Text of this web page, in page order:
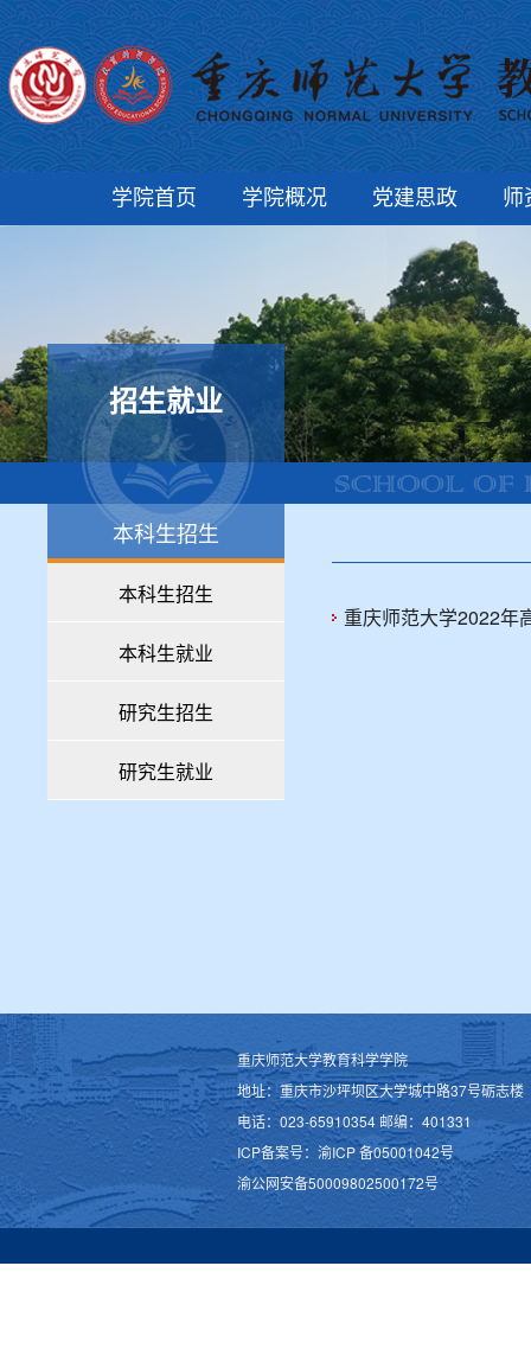
学院首页 学院概况 党建思政 师
招生就业
本科生招生
本科生招生
本科生就业
研究生招生
研究生就业
重庆师范大学2022年
重庆师范大学教育科学学院
地址：重庆市沙坪坝区大学城中路37号砺志楼
电话：023-65910354 邮编：401331
ICP备案号：渝ICP 备05001042号
渝公网安备50009802500172号